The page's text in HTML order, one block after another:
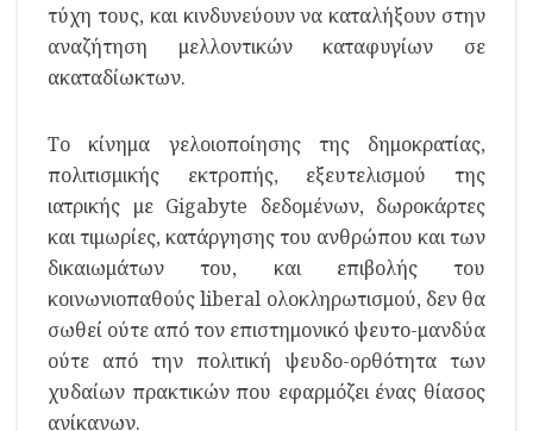
τύχη τους, και κινδυνεύουν να καταλήξουν στην
αναζήτηση μελλοντικών καταφυγίων σε
ακαταδίωκτων.
Το κίνημα γελοιοποίησης της δημοκρατίας,
πολιτισμικής εκτροπής, εξευτελισμού της
ιατρικής με Gigabyte δεδομένων, δωροκάρτες
και τιμωρίες, κατάργησης του ανθρώπου και των
δικαιωμάτων του, και επιβολής του
κοινωνιοπαθούς liberal ολοκληρωτισμού, δεν θα
σωθεί ούτε από τον επιστημονικό ψευτο-μανδύα
ούτε από την πολιτική ψευδο-ορθότητα των
χυδαίων πρακτικών που εφαρμόζει ένας θίασος
ανίκανων.